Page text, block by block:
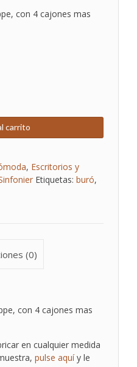
con 4 cajones mas
carrito
, Escritorios y
Etiquetas: buró,
(0)
con 4 cajones mas
en cualquier medida
pulse aquíy le